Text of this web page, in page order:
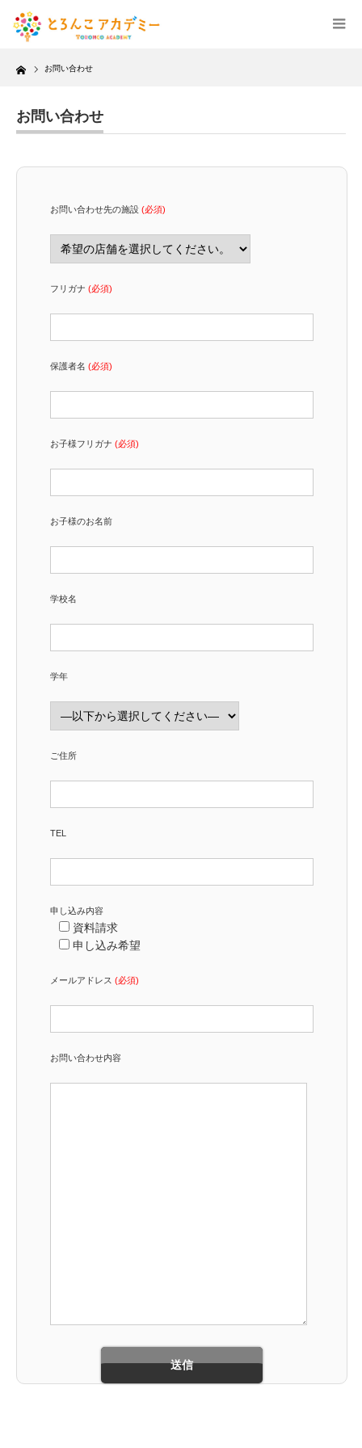
Home お問い合わせ
お問い合わせ
お問い合わせ先の施設 (必須)
フリガナ (必須)
保護者名 (必須)
お子様フリガナ (必須)
お子様のお名前
学校名
学年
ご住所
TEL
申し込み内容
資料請求
申し込み希望
メールアドレス (必須)
お問い合わせ内容